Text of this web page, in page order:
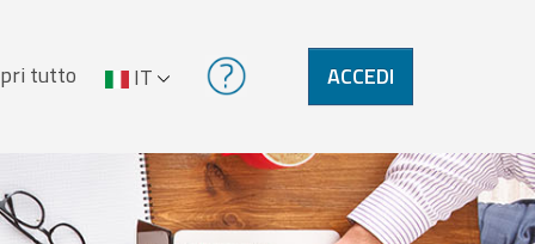
tutto IT ACCEDI